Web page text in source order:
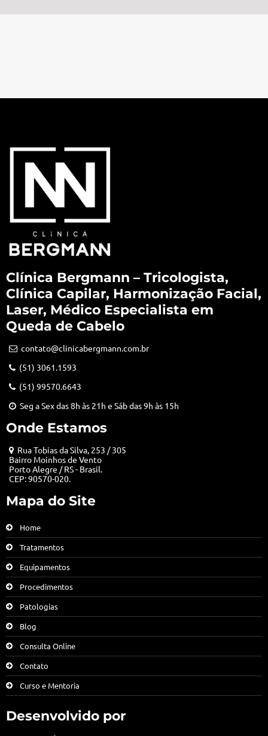
Clínica Bergmann – Tricologista,
Clínica Capilar, Harmonização Facial,
Laser, Médico Especialista em
Queda de Cabelo
contato@clinicabergmann.com.br
(51) 3061.1593
(51) 99570.6643
Seg a Sex das 8h às 21h e Sáb das 9h às 15h
Onde Estamos
Rua Tobias da Silva, 253 / 305
Bairro Moinhos de Vento
Porto Alegre / RS - Brasil.
CEP: 90570-020.
Mapa do Site
Home
Tratamentos
Equipamentos
Procedimentos
Patologias
Blog
Consulta Online
Contato
Curso e Mentoria
Desenvolvido por